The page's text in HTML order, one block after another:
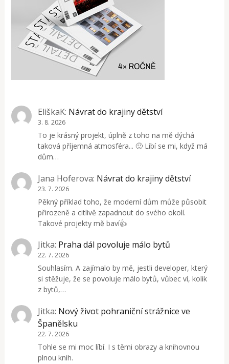
EliškaK: Návrat do krajiny dětství
3. 8. 2026
To je krásný projekt, úplně z toho na mě dýchá
taková příjemná atmosféra... 🙂 Líbí se mi, když má
dům…
Jana Hoferova: Návrat do krajiny dětství
23. 7. 2026
Pěkný příklad toho, že moderní dům může působit
přirozeně a citlivě zapadnout do svého okolí.
Takové projekty mě baví👍
Jitka: Praha dál povoluje málo bytů
22. 7. 2026
Souhlasím. A zajímalo by mě, jestli developer, který
si stěžuje, že se povoluje málo bytů, vůbec ví, kolik
z bytů,…
Jitka: Nový život pohraniční strážnice ve
Španělsku
22. 7. 2026
Tohle se mi moc líbí. I s těmi obrazy a knihovnou
plnou knih.